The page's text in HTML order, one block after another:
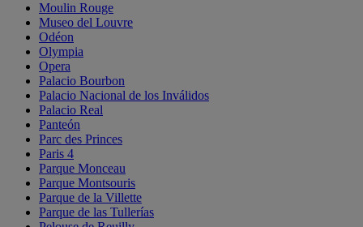
Moulin Rouge
Museo del Louvre
Odéon
Olympia
Opera
Palacio Bourbon
Palacio Nacional de los Inválidos
Palacio Real
Panteón
Parc des Princes
Paris 4
Parque Monceau
Parque Montsouris
Parque de la Villette
Parque de las Tullerías